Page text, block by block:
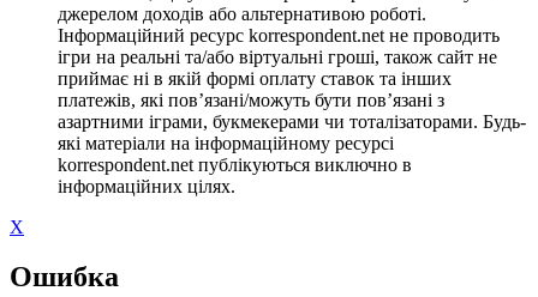
джерелом доходів або альтернативою роботі.
Інформаційний ресурс korrespondent.net не проводить
ігри на реальні та/або віртуальні гроші, також сайт не
приймає ні в якій формі оплату ставок та інших
платежів, які пов’язані/можуть бути пов’язані з
азартними іграми, букмекерами чи тоталізаторами. Будь-
які матеріали на інформаційному ресурсі
korrespondent.net публікуються виключно в
інформаційних цілях.
X
Ошибка